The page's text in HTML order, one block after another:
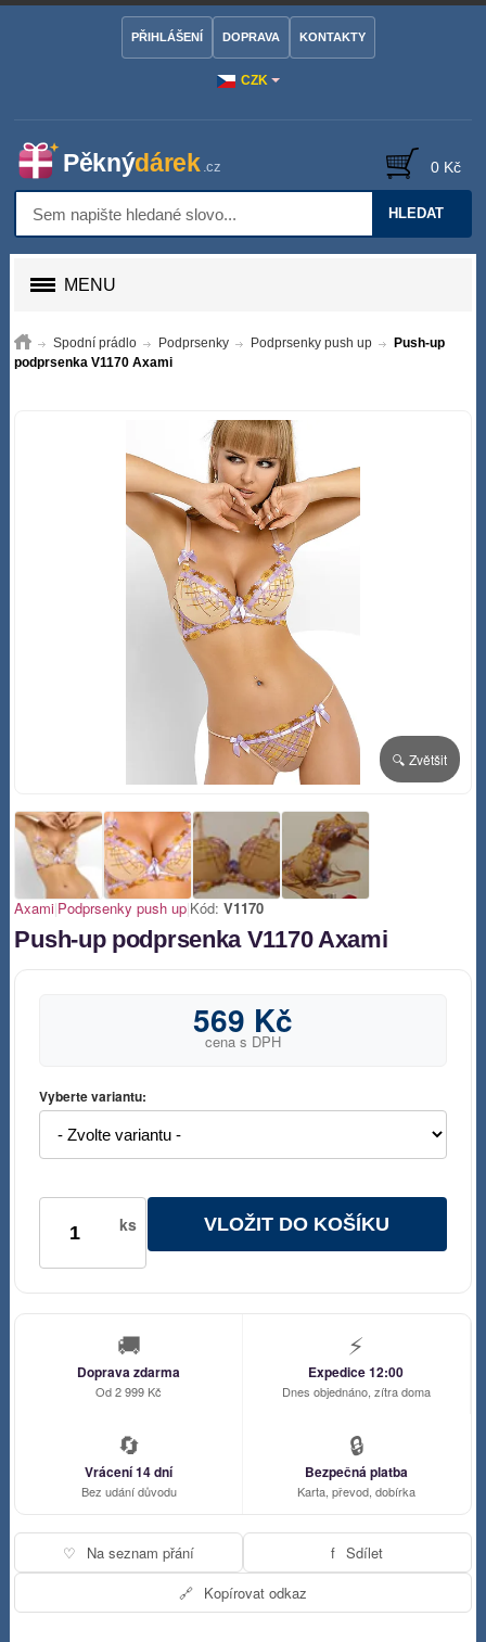
CZK
PŘIHLÁŠENÍ DOPRAVA KONTAKTY
HLEDAT
0 Kč
MENU
Spodní prádlo Podprsenky Podprsenky push up
Push-up
podprsenka V1170 Axami
🔍 Zvětšit
Axami|Podprsenky push up|Kód:V1170
Push-up podprsenka V1170 Axami
569 Kč
cena s DPH
Vyberte variantu:
ks VLOŽIT DO KOŠÍKU
🚚
Doprava zdarma
Od 2 999 Kč
⚡
Expedice 12:00
Dnes objednáno, zítra doma
🔄
Vrácení 14 dní
Bez udání důvodu
🔒
Bezpečná platba
Karta, převod, dobírka
♡ Na seznam přání f Sdílet
🔗 Kopírovat odkaz